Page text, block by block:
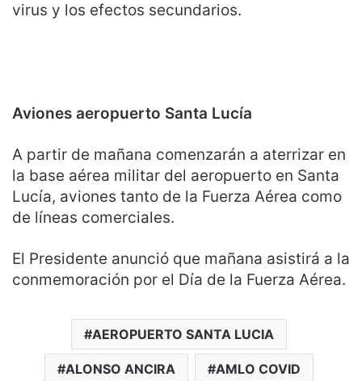
virus y los efectos secundarios.
Aviones aeropuerto Santa Lucía
A partir de mañana comenzarán a aterrizar en
la base aérea militar del aeropuerto en Santa
Lucía, aviones tanto de la Fuerza Aérea como
de líneas comerciales.
El Presidente anunció que mañana asistirá a la
conmemoración por el Día de la Fuerza Aérea.
AEROPUERTO SANTA LUCIA
ALONSO ANCIRA AMLO COVID